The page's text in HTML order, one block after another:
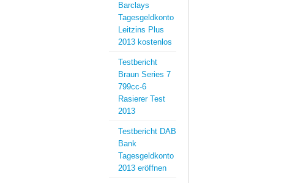
Barclays
Tagesgeldkonto
Leitzins Plus
2013 kostenlos
Testbericht
Braun Series 7
799cc-6
Rasierer Test
2013
Testbericht DAB
Bank
Tagesgeldkonto
2013 eröffnen